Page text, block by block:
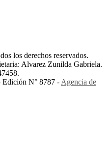
los derechos reservados.
Alvarez Zunilda Gabriela.
Edición N° 8787 -Agencia de